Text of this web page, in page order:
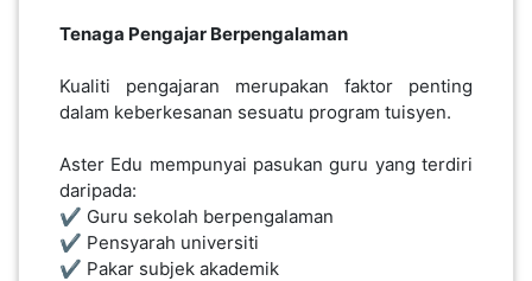
Tenaga Pengajar Berpengalaman
Kualiti pengajaran merupakan faktor penting
dalam keberkesanan sesuatu program tuisyen.
Aster Edu mempunyai pasukan guru yang terdiri
daripada:
✔️ Guru sekolah berpengalaman
✔️ Pensyarah universiti
✔️ Pakar subjek akademik